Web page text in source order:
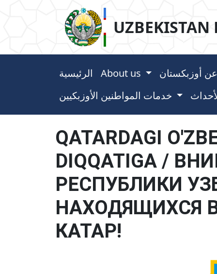
UZBEKISTAN
الرئيسية About us
QATARDAGI
DIQQATIGA /
РЕСПУБЛИКИ
НАХОДЯЩИХСЯ
КАТАР!